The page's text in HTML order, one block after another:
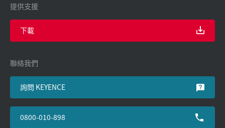
提供支援
下載
聯絡我們
詢問 KEYENCE
0800-010-898